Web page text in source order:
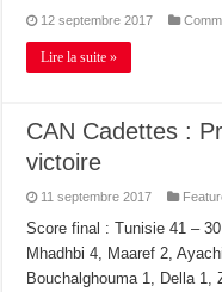
12 septembre 2017
Lire la suite »
CAN Cadettes :
victoire
11 septembre 2017
Score final : Tunisie 41 –
Mhadhbi 4, Maaref 2,
Bouchalghouma 1, Della